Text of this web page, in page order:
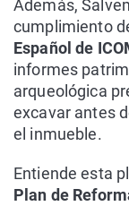
Además,
cumplimiento
Español de
informes
arqueológica
excavar antes
el inmueble.
Entiende esta
Plan de